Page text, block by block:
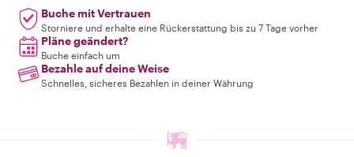
Buche mit Vertrauen
Storniere und erhalte eine Rückerstattung bis zu 7 Tage vorher
Pläne geändert?
Buche einfach um
Bezahle auf deine Weise
Schnelles, sicheres Bezahlen in deiner Währung